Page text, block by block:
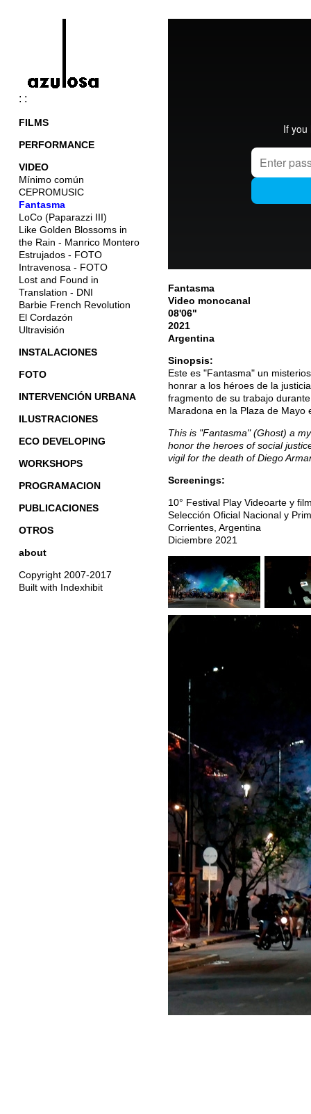
: :
FILMS
PERFORMANCE
VIDEO
Mínimo común
CEPROMUSIC
Fantasma
LoCo (Paparazzi III)
Like Golden Blossoms in
the Rain - Manrico Montero
Estrujados - FOTO
Intravenosa - FOTO
Lost and Found in
Translation - DNI
Barbie French Revolution
El Cordazón
Ultravisión
INSTALACIONES
FOTO
INTERVENCIÓN URBANA
ILUSTRACIONES
ECO DEVELOPING
WORKSHOPS
PROGRAMACION
PUBLICACIONES
OTROS
about
Copyright 2007-2017
Built with Indexhibit
Fantasma
Video monocanal
08'06"
2021
Argentina
Sinopsis:
Este es "Fantasma" un
honrar a los héroes de la
fragmento de su trabajo
Maradona en la Plaza de Mayo
This is "Fantasma" (Ghost) a
honor the heroes of social
vigil for the death of Diego
Screenings:
10° Festival Play Videoarte y
Selección Oficial Nacional y
Corrientes, Argentina
Diciembre 2021